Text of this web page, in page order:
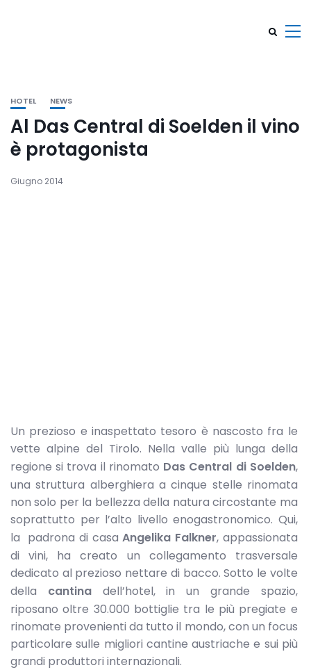
HOTEL NEWS
Al Das Central di Soelden il vino
è protagonista
Giugno 2014
Un prezioso e inaspettato tesoro è nascosto fra le
vette alpine del Tirolo. Nella valle più lunga della
regione si trova il rinomato Das Central di Soelden,
una struttura alberghiera a cinque stelle rinomata
non solo per la bellezza della natura circostante ma
soprattutto per l’alto livello enogastronomico. Qui,
la padrona di casaAngelika Falkner, appassionata
di vini, ha creato un collegamento trasversale
dedicato al prezioso nettare di bacco. Sotto le volte
della cantina dell’hotel, in un grande spazio,
riposano oltre 30.000 bottiglie tra le più pregiate e
rinomate provenienti da tutto il mondo, con un focus
particolare sulle migliori cantine austriache e sui più
grandi produttori internazionali.